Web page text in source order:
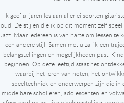
Ik geef al jaren les aan allerlei soorten
oud! De stijlen die ik op dit moment zelf speel
Jazz. Maar iedereen is van harte om lessen te
een andere stijl! Samen met u zal ik een
belangstellingen en mogelijkheden past.
beginnen. Op deze leeftijd staat het
waarbij het leren van noten, het
speeltechniek en onderwerpen zijn die in
middelbare scholieren, adolescenten en